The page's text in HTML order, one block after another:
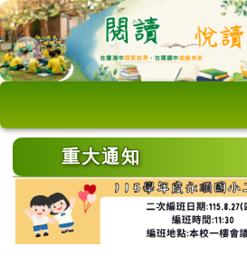
跳至主內容區
桃園市永順國小
導覽列
上中區域內容
重大通知
頁尾區域